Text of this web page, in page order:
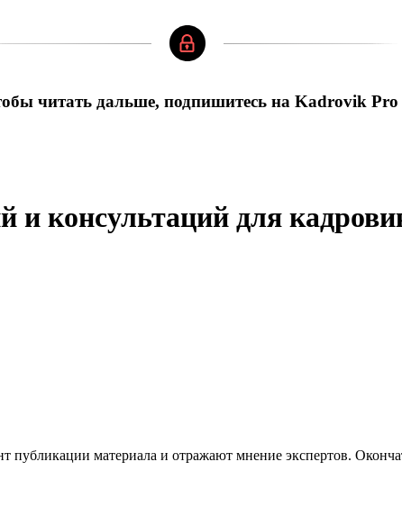
читать дальше, подпишитесь на Kadrovik Pro
и консультаций для
материала и отражают мнение экспертов.